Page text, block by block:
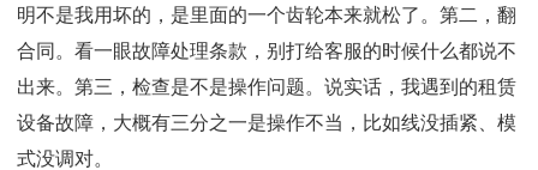
明不是我用坏的，是里面的一个齿轮本来就松了。第二，翻
合同。看一眼故障处理条款，别打给客服的时候什么都说不
出来。第三，检查是不是操作问题。说实话，我遇到的租赁
设备故障，大概有三分之一是操作不当，比如线没插紧、模
式没调对。